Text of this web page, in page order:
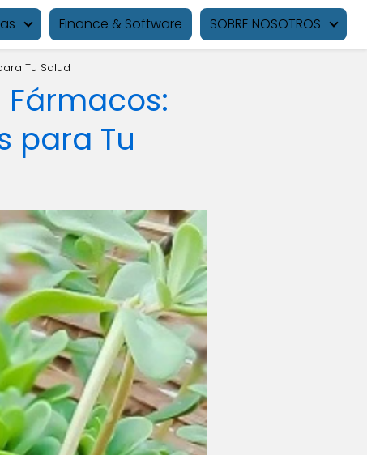
Finance & Software SOBRE NOSOTROS
Tu Salud
para Tu